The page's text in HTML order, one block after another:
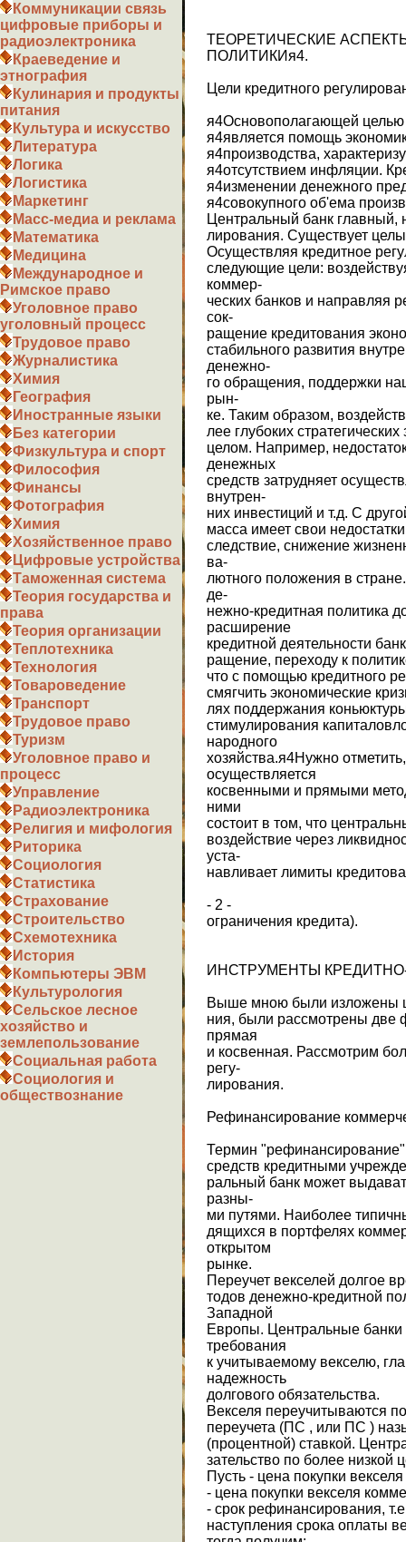
Коммуникации связь
цифровые приборы и
радиоэлектроника
Краеведение и
этнография
Кулинария и продукты
питания
Культура и искусство
Литература
Логика
Логистика
Маркетинг
Масс-медиа и реклама
Математика
Медицина
Международное и
Римское право
Уголовное право
уголовный процесс
Трудовое право
Журналистика
Химия
География
Иностранные языки
Без категории
Физкультура и спорт
Философия
Финансы
Фотография
Химия
Хозяйственное право
Цифровые устройства
Таможенная система
Теория государства и
права
Теория организации
Теплотехника
Технология
Товароведение
Транспорт
Трудовое право
Туризм
Уголовное право и
процесс
Управление
Радиоэлектроника
Религия и мифология
Риторика
Социология
Статистика
Страхование
Строительство
Схемотехника
История
Компьютеры ЭВМ
Культурология
Сельское лесное
хозяйство и
землепользование
Социальная работа
Социология и
обществознание
ТЕОРЕТИЧЕСКИЕ
ПОЛИТИКИя4.
Цели кредитного
я4Основополагающей целью
я4является помощь
я4производства,
я4отсутствием инфляции.
я4изменении денежного
я4совокупного об'ема
Центральный банк главный,
лирования. Существует
Осуществляя кредитное
следующие цели:
коммер-
ческих банков и направляя
сок-
ращение кредитования
стабильного развития
денежно-
го обращения, поддержки
рын-
ке. Таким образом,
лее глубоких
целом. Например,
денежных
средств затрудняет
внутрен-
них инвестиций и т.д. С
масса имеет свои
следствие, снижение
ва-
лютного положения в
де-
нежно-кредитная политика
расширение
кредитной деятельности
ращение, переходу к
что с помощью кредитного
смягчить экономические
лях поддержания
стимулирования
народного
хозяйства.я4Нужно
осуществляется
косвенными и прямыми
ними
состоит в том, что
воздействие через
уста-
навливает лимиты
- 2 -
ограничения кредита).
ИНСТРУМЕНТЫ
Выше мною были изложены
ния, были рассмотрены две
прямая
и косвенная. Рассмотрим
регу-
лирования.
Рефинансирование
Термин
средств кредитными
ральный банк может
разны-
ми путями. Наиболее
дящихся в портфелях
открытом
рынке.
Переучет векселей долгое
тодов денежно-кредитной
Западной
Европы. Центральные
требования
к учитываемому векселю,
надежность
долгового обязательства.
Векселя переучитываются
переучета (ПС , или ПС )
(процентной) ставкой.
зательство по более низкой
Пусть - цена покупки
- цена покупки векселя
- срок рефинансирования,
наступления срока оплаты